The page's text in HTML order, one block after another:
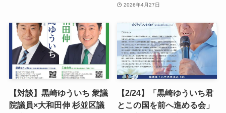
2026年4月27日
【対談】黒崎ゆういち 衆議
院議員×大和田伸 杉並区議
【2/24】「黒崎ゆういち君
とこの国を前へ進める会」